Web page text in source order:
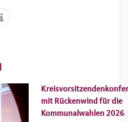
mit Rückenwind für die
Kommunalwahlen 2026